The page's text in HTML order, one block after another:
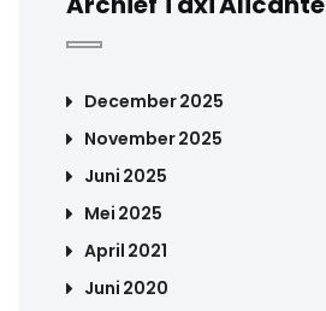
December 2025
November 2025
Juni 2025
Mei 2025
April 2021
Juni 2020